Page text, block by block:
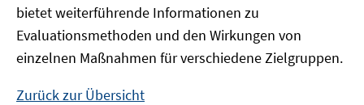
bietet weiterführende Informationen zu
Evaluationsmethoden und den Wirkungen von
einzelnen Maßnahmen für verschiedene Zielgruppen.
Zurück zur Übersicht